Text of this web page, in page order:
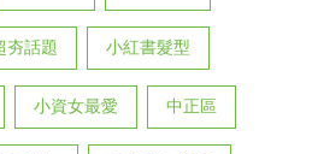
夯話題 小紅書髮型
小資女最愛 中正區